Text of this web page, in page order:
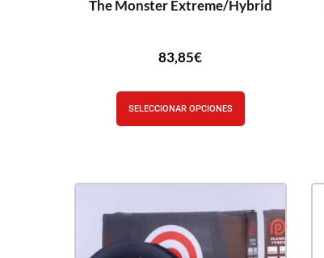
The Monster Extreme/Hybrid
83,85€
SELECCIONAR OPCIONES